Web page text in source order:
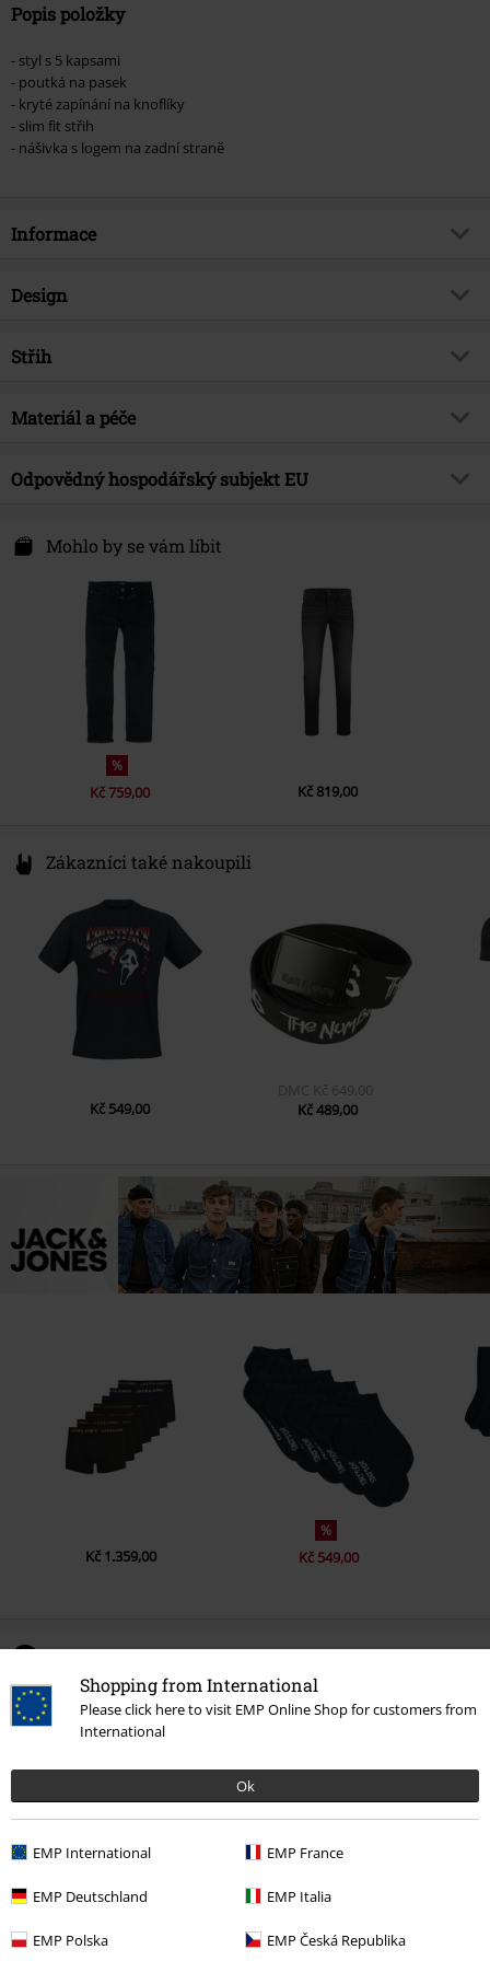
Shopping from International
Please click here to visit EMP Online Shop for customers from
International
Ok
EMP International EMP France
EMP Deutschland EMP Italia
EMP Polska EMP Česká Republika
Popis položky
- styl s 5 kapsami
- poutká na pasek
- kryté zapínání na knoflíky
- slim fit střih
- nášivka s logem na zadní straně
Informace
Zboží č.
Brand
Pohlaví
Muži
Design
Typ výrobku
Způsob zapínání
Barva
černá
Střih
Forma střihu - kalhot
Tvar nohy
Úzký
Materiál a péče
Vrchní materiál
70% bavlna, 28% polyester, 2%
elastan
Odpovědný hospodářský subjekt EU
Fredskovvej
Mohlo by se vám líbit
%
Kč 759,00 Kč 819,00
Zákazníci také nakoupili
Kč 549,00
DMC Kč 649,00
Kč 489,00
Kč 1.359,00
%
Kč 549,00
0 Hodnocení
Podělte se o váš názor "JJIGLENN".